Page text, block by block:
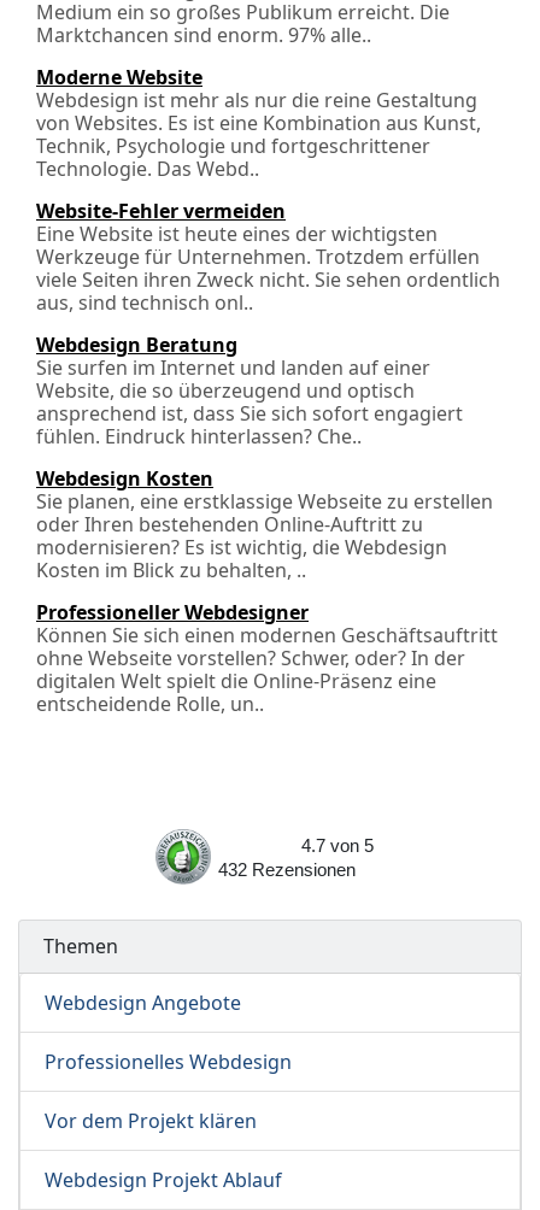
Medium ein so großes Publikum erreicht. Die
Marktchancen sind enorm. 97% alle..
Moderne Website
Webdesign ist mehr als nur die reine Gestaltung
von Websites. Es ist eine Kombination aus Kunst,
Technik, Psychologie und fortgeschrittener
Technologie. Das Webd..
Website-Fehler vermeiden
Eine Website ist heute eines der wichtigsten
Werkzeuge für Unternehmen. Trotzdem erfüllen
viele Seiten ihren Zweck nicht. Sie sehen ordentlich
aus, sind technisch onl..
Webdesign Beratung
Sie surfen im Internet und landen auf einer
Website, die so überzeugend und optisch
ansprechend ist, dass Sie sich sofort engagiert
fühlen. Eindruck hinterlassen? Che..
Webdesign Kosten
Sie planen, eine erstklassige Webseite zu erstellen
oder Ihren bestehenden Online-Auftritt zu
modernisieren? Es ist wichtig, die Webdesign
Kosten im Blick zu behalten, ..
Professioneller Webdesigner
Können Sie sich einen modernen Geschäftsauftritt
ohne Webseite vorstellen? Schwer, oder? In der
digitalen Welt spielt die Online-Präsenz eine
entscheidende Rolle, un..
4.7 von 5
432
Rezensionen
Themen
Webdesign Angebote
Professionelles Webdesign
Vor dem Projekt klären
Webdesign Projekt Ablauf